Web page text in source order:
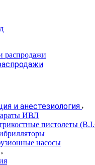
и анестезиология
ИВЛ
пистолеты
насосы